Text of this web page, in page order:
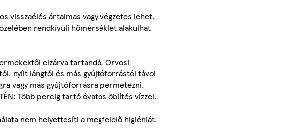
visszaélés ártalmas vagy végzetes lehet.
rendkívüli hőmérséklet alakulhat
elzárva tartandó. Orvosi
nyílt lángtól és más gyújtóforrástól távol
vagy más gyújtóforrásra permetezni.
Több percig tartó óvatos öblítés vízzel.
nem helyettesíti a megfelelő higiéniát.